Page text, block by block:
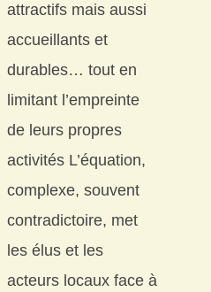
attractifs mais aussi
accueillants et
durables… tout en
limitant l’empreinte
de leurs propres
activités L’équation,
complexe, souvent
contradictoire, met
les élus et les
acteurs locaux face à